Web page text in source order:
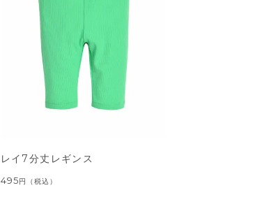
レイ7分丈レギンス
495円 （税込）